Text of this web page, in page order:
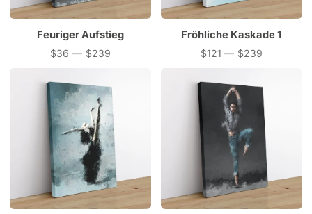
Feuriger Aufstieg
Preis
$36 — $239
Fröhliche Kaskade 1
Preis
$121 — $239